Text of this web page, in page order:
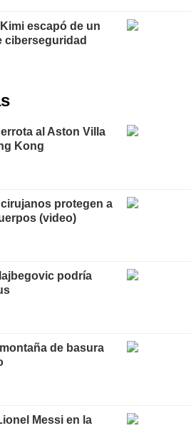
escapó de un
ciberseguridad
al Aston Villa
Kong
protegen a
(video)
podría
de basura
Messi en la